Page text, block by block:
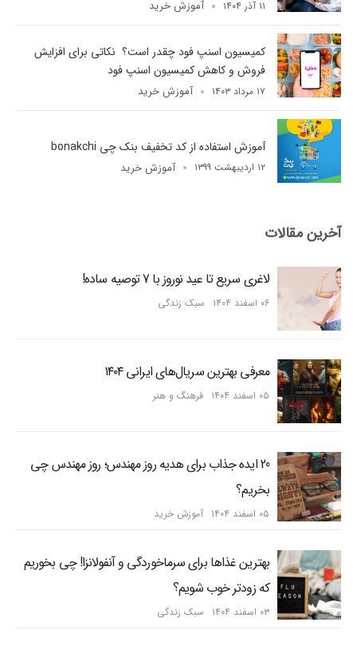
۱۱ آذر ۱۴۰۴ آموزش خرید
کمیسیون اسنپ فود چقدر است؟ نکاتی برای افزایش
فروش و کاهش کمیسیون اسنپ فود
۱۷ مرداد ۱۴۰۳ آموزش خرید
آموزش استفاده از کد تخفیف بنک چی bonakchi
۱۲ اردیبهشت ۱۳۹۹ آموزش خرید
آخرین مقالات
لاغری سریع تا عید نوروز با 7 توصیه ساده!
۰۶ اسفند ۱۴۰۴ سبک زندگی
معرفی بهترین سریال‌های ایرانی ۱۴۰۴
۰۵ اسفند ۱۴۰۴ فرهنگ و هنر
20 ایده جذاب برای هدیه روز مهندس؛ روز مهندس چی
بخریم؟
۰۵ اسفند ۱۴۰۴ آموزش خرید
بهترین غذاها برای سرماخوردگی و آنفولانزا! چی بخوریم
که زودتر خوب شویم؟
۰۳ اسفند ۱۴۰۴ سبک زندگی